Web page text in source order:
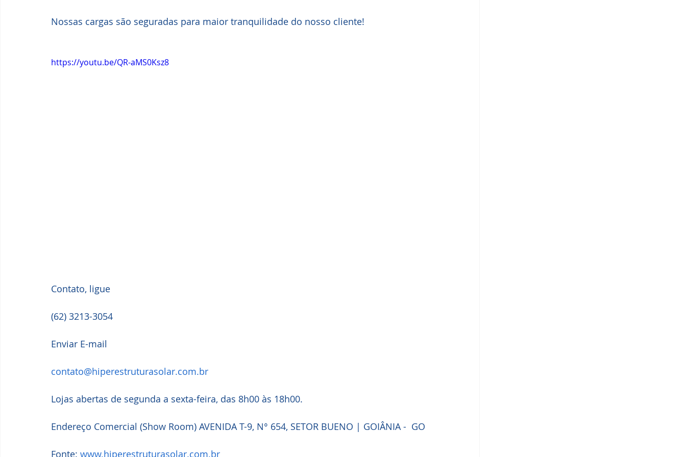
Nossas cargas são seguradas para maior tranquilidade do nosso cliente!
https://youtu.be/QR-aMS0Ksz8
Contato, ligue
(62) 3213-3054
Enviar E-mail
contato@hiperestruturasolar.com.br
Lojas abertas de segunda a sexta-feira, das 8h00 às 18h00.
Endereço Comercial (Show Room) AVENIDA T-9, N° 654, SETOR BUENO | GOIÂNIA -  GO
Fonte: www.hiperestruturasolar.com.br